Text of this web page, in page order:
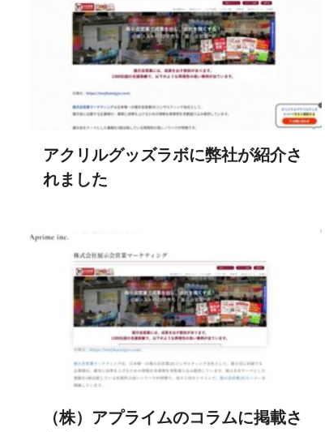
アクリルグッズラボに弊社が紹介さ
れました
（株）アプライムのコラムに掲載さ